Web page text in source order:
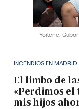
Yorlene,
INCENDIOS EN MADRID
El limbo de
«Perdimos el
mis hijos